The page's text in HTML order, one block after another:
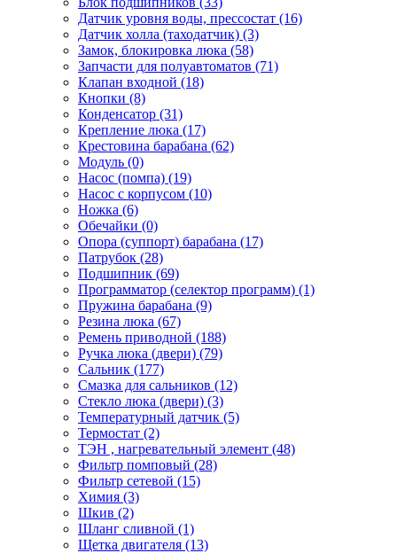
Датчик уровня воды, прессостат (16)
Датчик холла (таходатчик) (3)
Замок, блокировка люка (58)
Запчасти для полуавтоматов (71)
Клапан входной (18)
Кнопки (8)
Конденсатор (31)
Крепление люка (17)
Крестовина барабана (62)
Модуль (0)
Насос (помпа) (19)
Насос c корпусом (10)
Ножка (6)
Обечайки (0)
Опора (суппорт) барабана (17)
Патрубок (28)
Подшипник (69)
Программатор (селектор программ) (1)
Пружина барабана (9)
Резина люка (67)
Ремень приводной (188)
Ручка люка (двери) (79)
Сальник (177)
Смазка для сальников (12)
Стекло люка (двери) (3)
Температурный датчик (5)
Термостат (2)
ТЭН , нагревательный элемент (48)
Фильтр помповый (28)
Фильтр сетевой (15)
Химия (3)
Шкив (2)
Шланг сливной (1)
Щетка двигателя (13)